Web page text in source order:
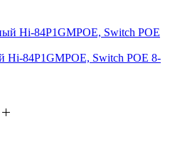
Hi‐84P1GMPOE, Switch POE 8-